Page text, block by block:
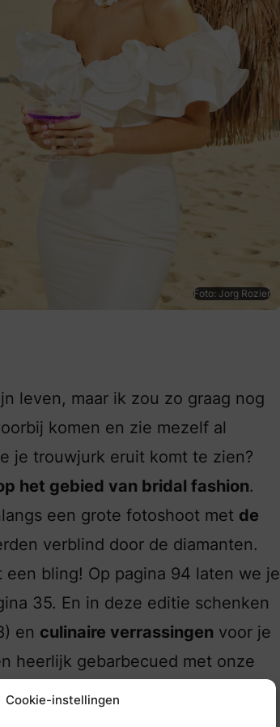
Cookie-instellingen
Foto: Jorg Rozier
leven, maar ik zou zo graag nog
komen en zie mezelf al
je trouwjurk eruit komt te zien?
het gebied van bridal fashion.
een grote fotoshoot met de
verblind door de diamanten.
bling! Op pagina 94 laten we je
35. En in deze editie schenken
en culinaire verrassingen voor je
heerlijk gebarbecued met onze
saus te knoeien over mijn witte
jullie veel leesplezier met